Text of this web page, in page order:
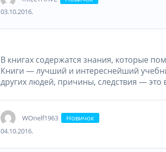
03.10.2016.
В книгах содержатся знания, которые
Книги — лучший и интереснейший
других людей, причины, следствия — это
WOnelf1963
Новичок
04.10.2016.